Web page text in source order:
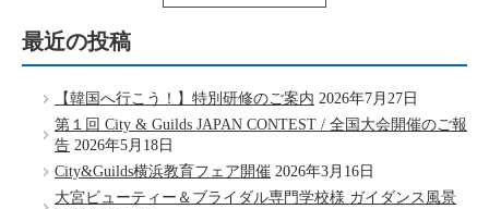
最近の投稿
【韓国へ行こう！】特別研修のご案内 2026年7月27日
第１回 City & Guilds JAPAN CONTEST / 全国大会開催のご報
告 2026年5月18日
City&Guilds横浜教育フェア開催 2026年3月16日
大宮ビューティー＆ブライダル専門学校様 ガイダンス風景